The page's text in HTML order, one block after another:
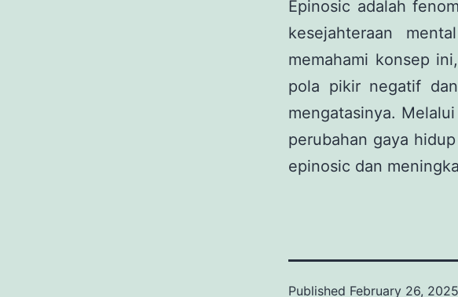
Epinosic adalah
kesejahteraan
memahami konsep
pola pikir negatif
mengatasinya.
perubahan gaya
epinosic dan
Published February 26, 2025